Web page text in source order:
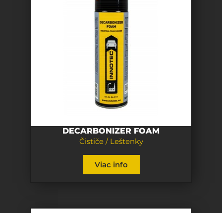
DECARBONIZER FOAM
Čističe / Leštenky
Viac info